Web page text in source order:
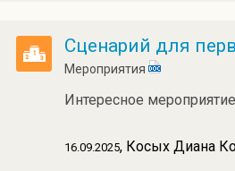
Сценарий для
Мероприятия
Интересное
16.09.2025, Косых Диана